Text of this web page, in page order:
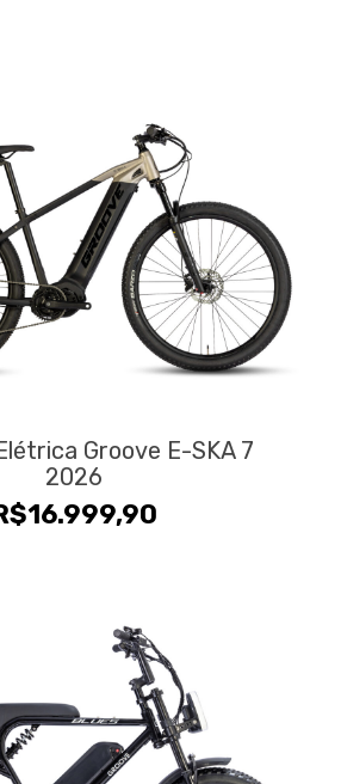
Groove E-SKA 7
2026
16.999,90